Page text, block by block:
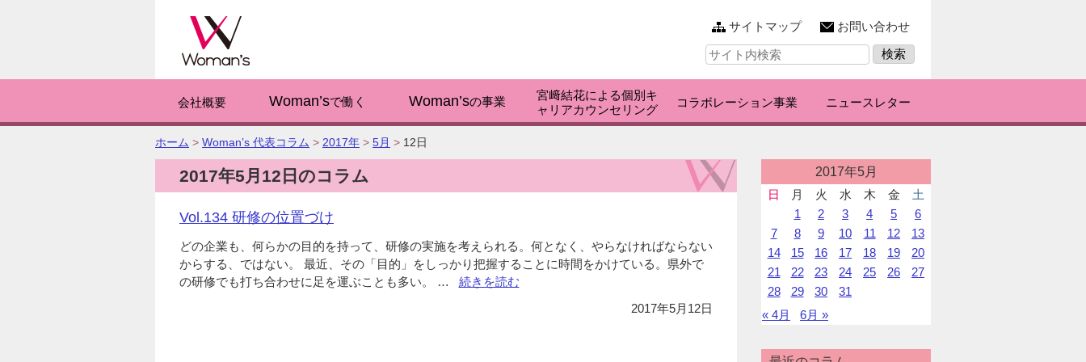
サイトマップ
お問い合わせ
サ
イ
検
索:
会社概要 Woman’sで働く Woman’sの事業
宮﨑結花による個別キ
ャリアカウンセリング
コラボレーション事業 ニュースレター
こ
の
ー
ホーム > Woman’s 代表コラム > 2017年 > 5月 > 12日
2017年5月12日のコラム
Vol.134 研修の位置づけ
どの企業も、何らかの目的を持って、研修の実施を考えられる。何となく、やらなければならない
からする、ではない。 最近、その「目的」をしっかり把握することに時間をかけている。県外で
の研修でも打ち合わせに足を運ぶことも多い。 …
“Vol.134
続きを読む
2017年5月12日
稿
カ
ン
ダ
2017年5月
日
月 火 水 木 金
土
1
2 3 4 5
6
7
8 9 10 11 12
13
14
15 16 17 18 19
20
21
22 23 24 25 26
27
28
29 30
31
« 4月
6月 »